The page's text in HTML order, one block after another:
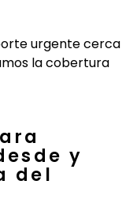
urgente cerca
la cobertura
y
del